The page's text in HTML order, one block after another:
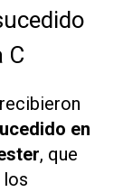
C
recibieron
en
, que
los